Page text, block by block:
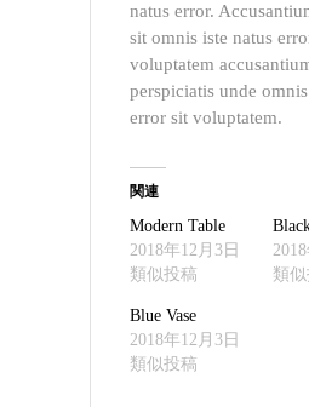
natus error.
sit omnis iste natus
voluptatem
perspiciatis unde
error sit voluptatem.
関連
Modern Table
2018年12月3日
類似投稿
類
Blue Vase
2018年12月3日
類似投稿